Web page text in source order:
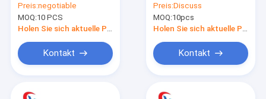
mit innovativem
Winkel 60°
Preis:negotiable
MOQ:10 PCS
Holen Sie sich aktuelle Preis
Kontakt
des
Wolframccmt120404
haltbar
Preis:Discuss
MOQ:10pcs
Holen Sie sich aktuelle Preis
Kontakt